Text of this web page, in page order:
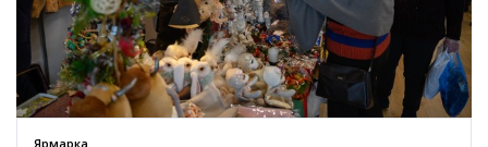
Ярмарка